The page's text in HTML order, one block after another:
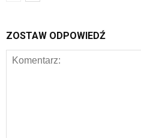
ZOSTAW ODPOWIEDŹ